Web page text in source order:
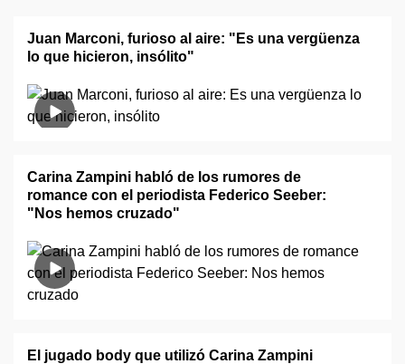
Juan Marconi, furioso al aire: "Es una vergüenza
lo que hicieron, insólito"
Carina Zampini habló de los rumores de
romance con el periodista Federico Seeber:
"Nos hemos cruzado"
El jugado body que utilizó Carina Zampini